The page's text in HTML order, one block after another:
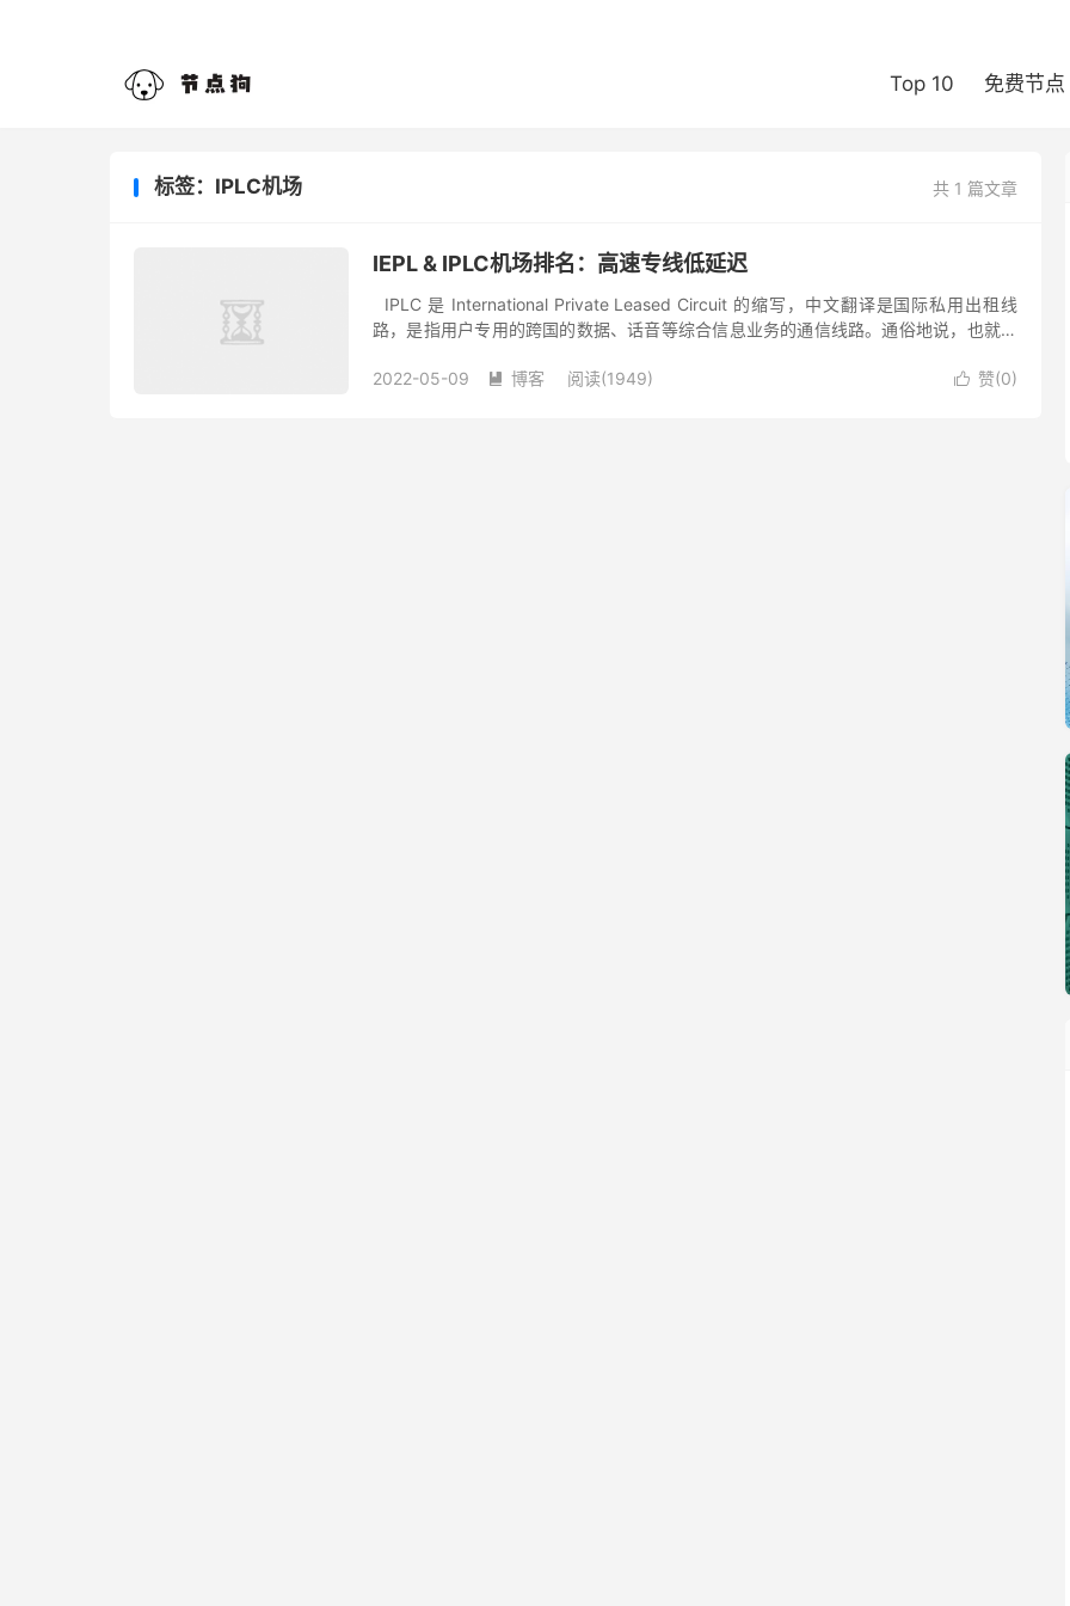
Top 10 免费节点
共 1 篇文章
标签：IPLC机场
IEPL & IPLC机场排名：高速专线低延迟
IPLC 是 International Private Leased Circuit 的缩写，中文翻译是国际私用出租线
路，是指用户专用的跨国的数据、话音等综合信息业务的通信线路。通俗地说，也就是
 赞(0)
2022-05-09  博客 阅读(1949)